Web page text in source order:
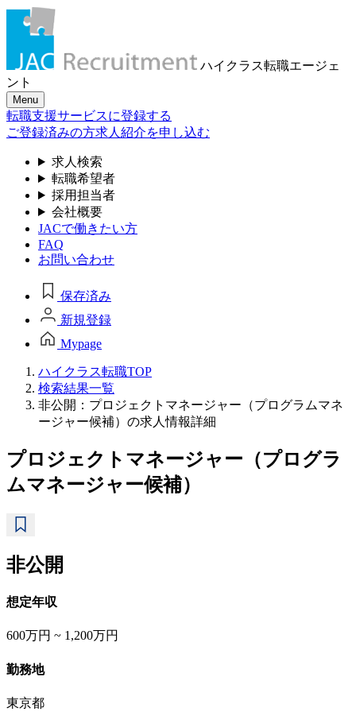
ハイクラス転職エージェ
ント
Menu
転職支援サービスに登録する
ご登録済みの方求人紹介を申し込む
求人検索
転職希望者
採用担当者
会社概要
JACで働きたい方
FAQ
お問い合わせ
保存済み
新規登録
Mypage
ハイクラス転職TOP
検索結果一覧
非公開：プロジェクトマネージャー（プログラムマネ
ージャー候補）の求人情報詳細
プロジェクトマネージャー（プログラ
ムマネージャー候補）
非公開
想定年収
600万円 ~ 1,200万円
勤務地
東京都